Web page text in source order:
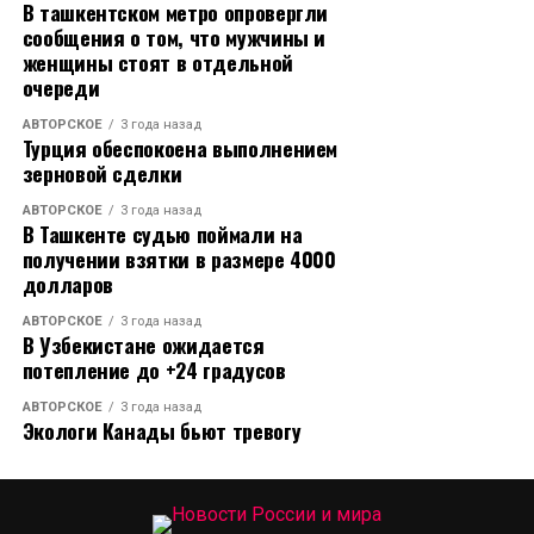
предстоит пережить очень много.
Автор текста: Анастасия Бахтина
Источник
Арсенович и на то, что журналист якобы сорвал
комиссионный выход должностных (публичных)
лиц на место, не предупредил о том, что проводит
видеосъемку и якобы распространил информацию
в интернете. В конце чиновник решил, что редакция
должна провести в отношении Евгения служебную
проверку.
Второй справа - Ашот Мноян
В редакции «Блокнот Ростов» после рассмотрения
обращения Ашота Арсеновича, пришли к выводу,
что заявления сотрудника администрации
чтобы получить комментарий от властей и придать
В ташкентском метро опровергли
сообщения о том, что мужчины и
женщины стоят в отдельной
очереди
АВТОРСКОЕ 3 года назад
Турция обеспокоена выполнением
зерновой сделки
АВТОРСКОЕ 3 года назад
В Ташкенте судью поймали на
получении взятки в размере 4000
долларов
АВТОРСКОЕ 3 года назад
В Узбекистане ожидается
потепление до +24 градусов
АВТОРСКОЕ 3 года назад
Экологи Канады бьют тревогу